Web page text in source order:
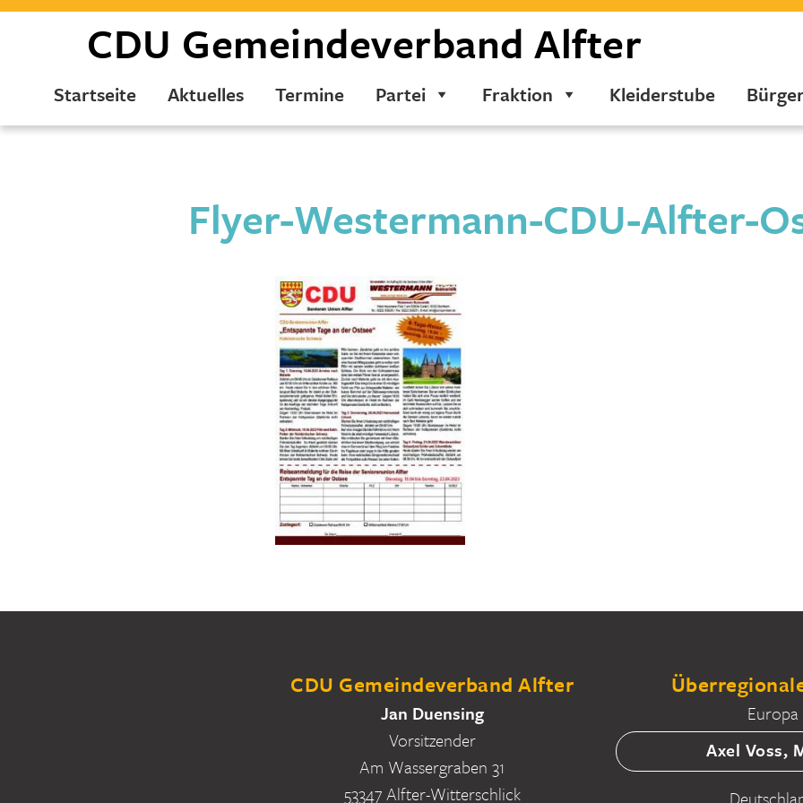
CDU Gemeindeverband Alfter
Startseite Aktuelles Termine Partei Fraktion Kleiderstube
Flyer-Westermann-CDU-Alfter-
CDU Gemeindeverband Alfter
Jan Duensing
Vorsitzender
Am Wassergraben 31
53347 Alfter-Witterschlick
Europa
Axel Voss,